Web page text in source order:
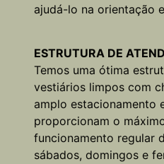
ajudá-lo na orientação
ESTRUTURA DE
Temos uma ótima
vestiários limpos com
amplo estacionamento
proporcionam o
funcionamento regular
sábados, domingos e